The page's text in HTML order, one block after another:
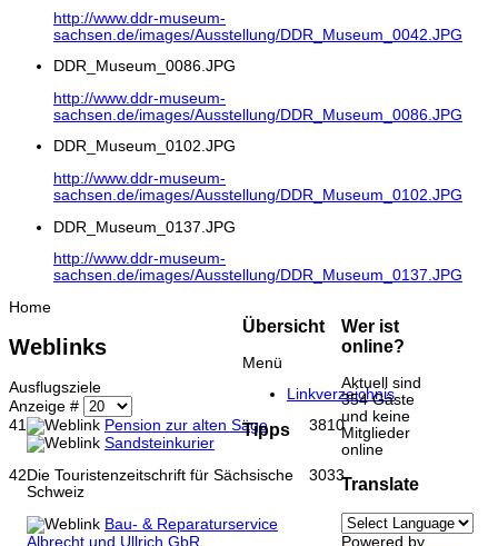
http://www.ddr-museum-
sachsen.de/images/Ausstellung/DDR_Museum_0042.JPG
DDR_Museum_0086.JPG
http://www.ddr-museum-
sachsen.de/images/Ausstellung/DDR_Museum_0086.JPG
DDR_Museum_0102.JPG
http://www.ddr-museum-
sachsen.de/images/Ausstellung/DDR_Museum_0102.JPG
DDR_Museum_0137.JPG
http://www.ddr-museum-
sachsen.de/images/Ausstellung/DDR_Museum_0137.JPG
Home
Weblinks
Ausflugsziele
Anzeige #
41
Pension zur alten Säge 3810
42
Sandsteinkurier
Die Touristenzeitschrift für Sächsische
Schweiz
3033
Bau- & Reparaturservice
Albrecht und Ullrich GbR
Übersicht
Menü
Linkverzeichnis
Tipps
Wer ist
online?
Aktuell sind
354 Gäste
und keine
Mitglieder
online
Translate
Powered by